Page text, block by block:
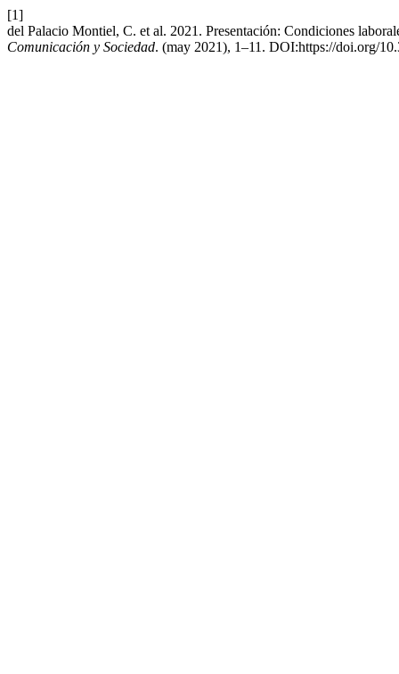
[1]
del Palacio Montiel, C. et al. 2021. Presentación: Condiciones
Comunicación y Sociedad. (may 2021), 1–11. DOI:https://doi.org/